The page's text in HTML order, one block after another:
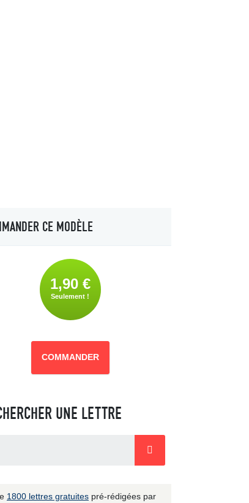
CE MODÈLE
1,90 €
Seulement !
COMMANDER
UNE LETTRE
1800 lettres gratuites pré-rédigées par